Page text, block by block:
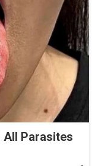
All Parasites